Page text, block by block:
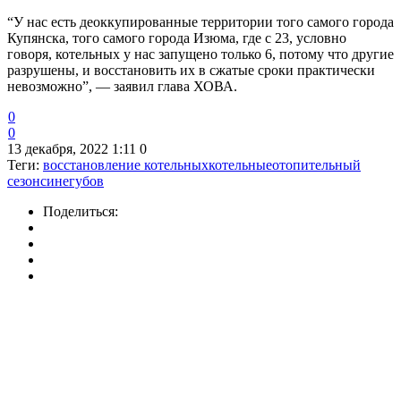
“У нас есть деоккупированные территории того самого города
Купянска, того самого города Изюма, где с 23, условно
говоря, котельных у нас запущено только 6, потому что другие
разрушены, и восстановить их в сжатые сроки практически
невозможно”, — заявил глава ХОВА.
0
0
13 декабря, 2022 1:11 0
Теги: восстановление котельныхкотельныеотопительный
сезонсинегубов
Поделиться: